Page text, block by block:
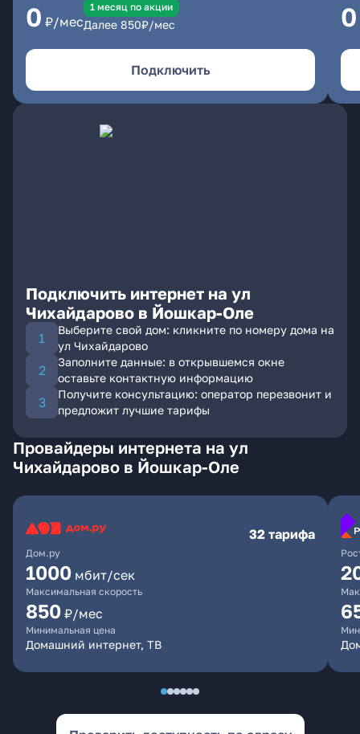
0 ₽/мес
1 месяц по акции
Далее 850₽/мес
Подключить
0
Подключить интернет на ул
Чихайдарово в Йошкар-Оле
Выберите свой дом: кликните по номеру дома на
ул Чихайдарово
Заполните данные: в открывшемся окне
оставьте контактную информацию
Получите консультацию: оператор перезвонит и
предложит лучшие тарифы
Провайдеры интернета на ул
Чихайдарово в Йошкар-Оле
Дом.ру
32 тарифа
1000 мбит/сек
Максимальная скорость
850 ₽/мес
Минимальная цена
Домашний интернет, ТВ